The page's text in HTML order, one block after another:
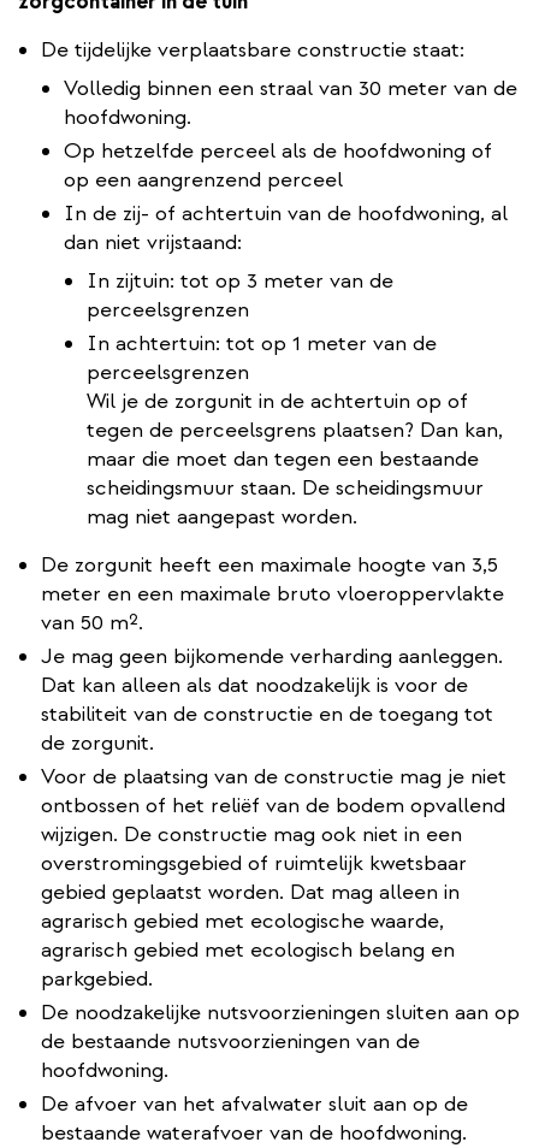
De tijdelijke verplaatsbare constructie staat:
Volledig binnen een straal van 30 meter van de
hoofdwoning.
Op hetzelfde perceel als de hoofdwoning of
op een aangrenzend perceel
In de zij- of achtertuin van de hoofdwoning, al
dan niet vrijstaand:
In zijtuin: tot op 3 meter van de
perceelsgrenzen
In achtertuin: tot op 1 meter van de
perceelsgrenzen
Wil je de zorgunit in de achtertuin op of
tegen de perceelsgrens plaatsen? Dan kan,
maar die moet dan tegen een bestaande
scheidingsmuur staan. De scheidingsmuur
mag niet aangepast worden.
De zorgunit heeft een maximale hoogte van 3,5
meter en een maximale bruto vloeroppervlakte
van 50 m².
Je mag geen bijkomende verharding aanleggen.
Dat kan alleen als dat noodzakelijk is voor de
stabiliteit van de constructie en de toegang tot
de zorgunit.
Voor de plaatsing van de constructie mag je niet
ontbossen of het reliëf van de bodem opvallend
wijzigen. De constructie mag ook niet in een
overstromingsgebied of ruimtelijk kwetsbaar
gebied geplaatst worden. Dat mag alleen in
agrarisch gebied met ecologische waarde,
agrarisch gebied met ecologisch belang en
parkgebied.
De noodzakelijke nutsvoorzieningen sluiten aan op
de bestaande nutsvoorzieningen van de
hoofdwoning.
De afvoer van het afvalwater sluit aan op de
bestaande waterafvoer van de hoofdwoning.